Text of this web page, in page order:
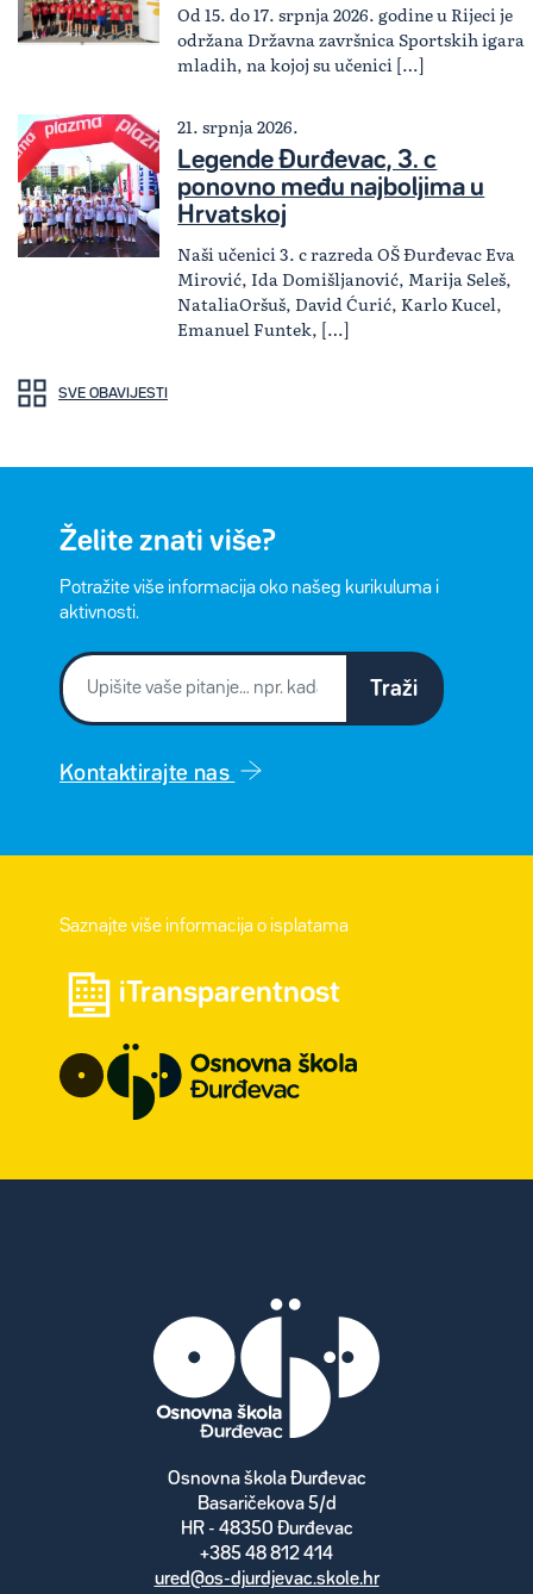
Od 15. do 17. srpnja 2026. godine u Rijeci je
održana Državna završnica Sportskih igara
mladih, na kojoj su učenici […]
21. srpnja 2026.
Legende Đurđevac, 3. c
ponovno među najboljima u
Hrvatskoj
Naši učenici 3. c razreda OŠ Đurđevac Eva
Mirović, Ida Domišljanović, Marija Seleš,
NataliaOršuš, David Ćurić, Karlo Kucel,
Emanuel Funtek, […]
SVE OBAVIJESTI
Želite znati više?
Potražite više informacija oko našeg kurikuluma i
aktivnosti.
Traži
Kontaktirajte nas
Saznajte više informacija o isplatama
iTransparentnost
Osnovna škola Đurđevac
Basaričekova 5/d
HR - 48350 Đurđevac
+385 48 812 414
ured@os-djurdjevac.skole.hr